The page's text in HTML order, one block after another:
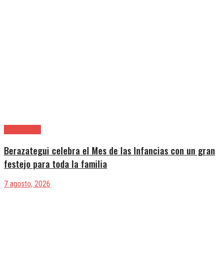
Berazategui celebra el Mes de las Infancias con un gran
festejo para toda la familia
7 agosto, 2026